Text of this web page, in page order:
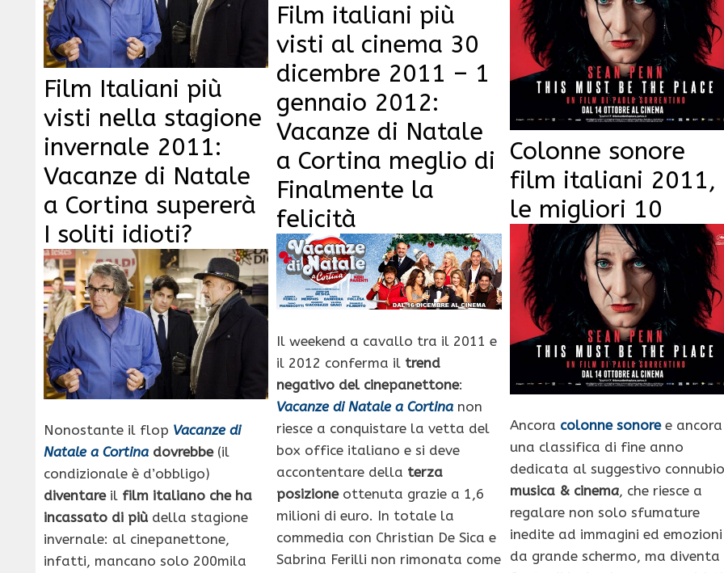
Film Italiani più
visti nella stagione
invernale 2011:
Vacanze di Natale
a Cortina supererà
I soliti idioti?
Nonostante il flop Vacanze di
Natale a Cortina dovrebbe(il
condizionale è d’obbligo)
diventareil film italiano che ha
incassato di piùdella stagione
invernale: al cinepanettone,
infatti, mancano solo 200mila
Film italiani più
visti al cinema 30
dicembre 2011 – 1
gennaio 2012:
Vacanze di Natale
a Cortina meglio di
Finalmente la
felicità
Il weekend a cavallo tra il 2011 e
il 2012 conferma il trend
negativo del cinepanettone:
Vacanze di Natale a Cortina non
riesce a conquistare la vetta del
box office italiano e si deve
accontentare della terza
posizioneottenuta grazie a 1,6
milioni di euro. In totale la
commedia con Christian De Sica e
Sabrina Ferilli non rimonata come
Colonne sonore
film italiani 2011,
le migliori 10
Ancora colonne sonoree ancora
una classifica di fine anno
dedicata al suggestivo connubio
musica & cinema, che riesce a
regalare non solo sfumature
inedite ad immagini ed emozioni
da grande schermo, ma diventa